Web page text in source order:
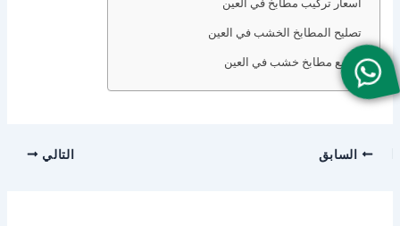
تصليح المطابخ الخشب في العين
تصنيع مطابخ خشب في العين
السابق التالي